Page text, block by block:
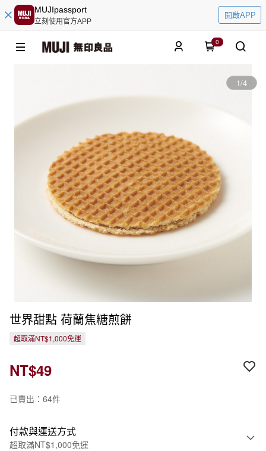
MUJIpassport
立刻使用官方APP
開啟APP
0
1/4
世界甜點 荷蘭焦糖煎餅
超取滿NT$1,000免運
NT$49
已賣出：64件
付款與運送方式
超取滿NT$1,000免運